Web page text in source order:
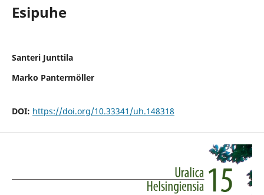
Esipuhe
Santeri Junttila
Marko Pantermöller
DOI: https://doi.org/10.33341/uh.148318